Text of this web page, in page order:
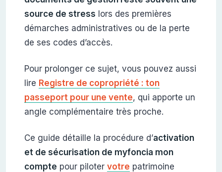
source de stress lors des premières
démarches administratives ou de la perte
de ses codes d’accès.
Pour prolonger ce sujet, vous pouvez aussi
lire Registre de copropriété : ton
passeport pour une vente, qui apporte un
angle complémentaire très proche.
Ce guide détaille la procédure d’activation
et de sécurisation de myfoncia mon
compte pour piloter votre patrimoine